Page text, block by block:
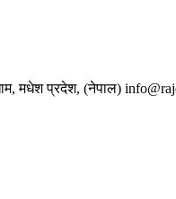
मधेश प्रदेश, (नेपाल)